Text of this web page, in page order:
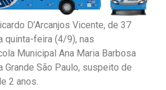
D’Arcanjos Vicente, de 37
quinta-feira (4/9), nas
Municipal Ana Maria Barbosa
Grande São Paulo, suspeito de
2 anos.